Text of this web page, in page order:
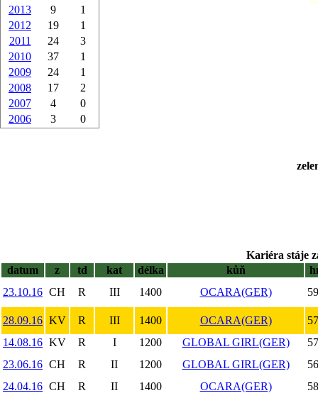
2013
9
1
2012
19
1
2011
24
3
2010
37
1
2009
24
1
2008
17
2
2007
4
0
2006
3 0
Kariéra stáje
datum
z td kat délka kůň
23.10.16 CH R III 1400 OCARA(GER)
28.09.16 KV R III 1400 OCARA(GER)
14.08.16 KV R I 1200 GLOBAL GIRL(GER)
23.06.16 CH R II 1200 GLOBAL GIRL(GER)
24.04.16 CH R II 1400 OCARA(GER)